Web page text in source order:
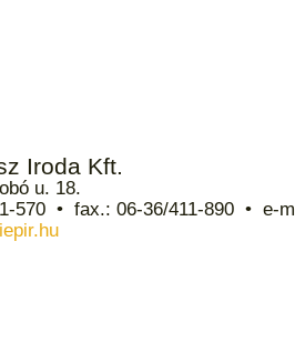
Iroda Kft.
u. 18.
570 • fax.: 06-36/411-890 • e-